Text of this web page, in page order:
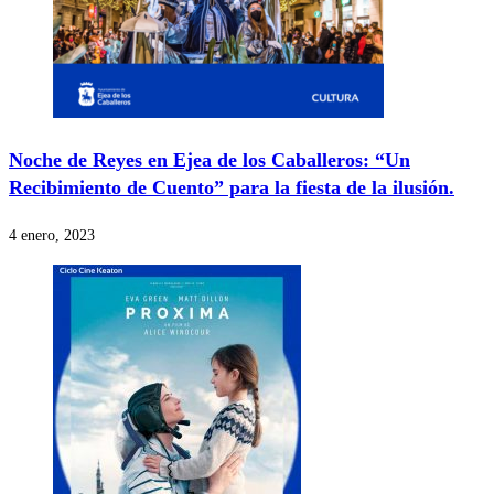
Noche de Reyes en Ejea de los Caballeros: “Un
Recibimiento de Cuento” para la fiesta de la ilusión.
4 enero, 2023